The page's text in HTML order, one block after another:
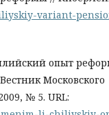
variant-
опыт
Московского
№ 5. URL: